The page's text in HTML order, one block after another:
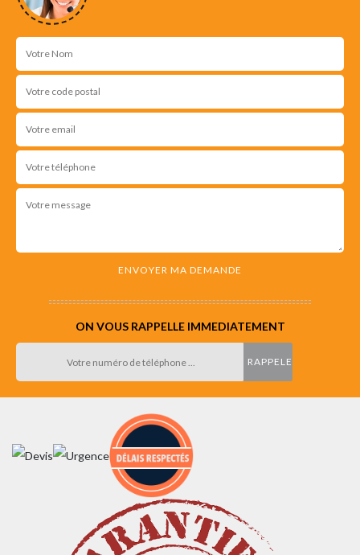
ON VOUS RAPPELLE IMMEDIATEMENT